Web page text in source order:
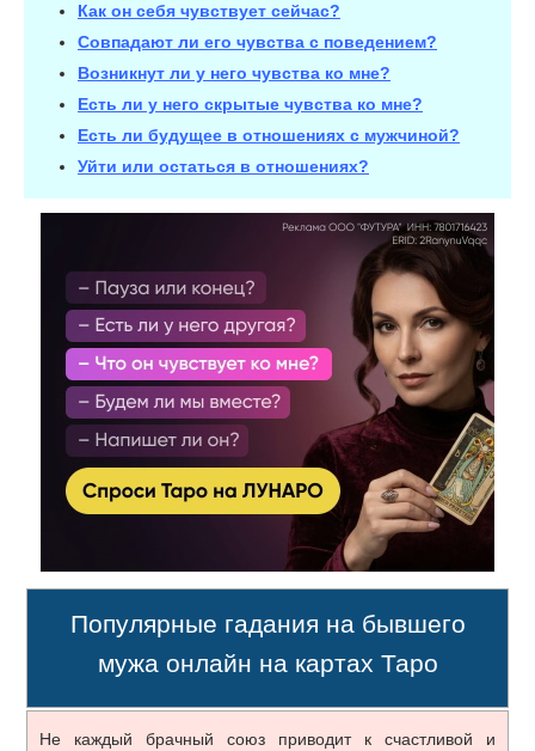
Как он себя чувствует сейчас?
Совпадают ли его чувства с поведением?
Возникнут ли у него чувства ко мне?
Есть ли у него скрытые чувства ко мне?
Есть ли будущее в отношениях с мужчиной?
Уйти или остаться в отношениях?
Популярные гадания на бывшего
мужа онлайн на картах Таро
Не каждый брачный союз приводит к счастливой и